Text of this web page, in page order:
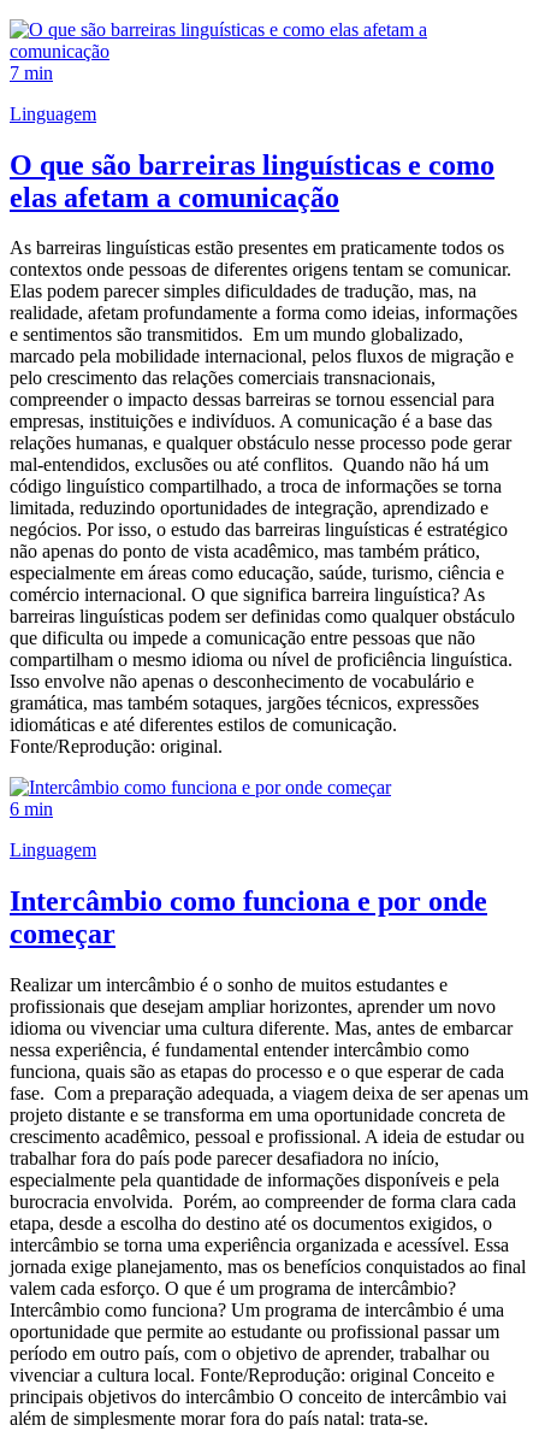
7 min
Linguagem
O que são barreiras linguísticas e como
elas afetam a comunicação
As barreiras linguísticas estão presentes em praticamente todos os
contextos onde pessoas de diferentes origens tentam se comunicar.
Elas podem parecer simples dificuldades de tradução, mas, na
realidade, afetam profundamente a forma como ideias, informações
e sentimentos são transmitidos. Em um mundo globalizado,
marcado pela mobilidade internacional, pelos fluxos de migração e
pelo crescimento das relações comerciais transnacionais,
compreender o impacto dessas barreiras se tornou essencial para
empresas, instituições e indivíduos. A comunicação é a base das
relações humanas, e qualquer obstáculo nesse processo pode gerar
mal-entendidos, exclusões ou até conflitos. Quando não há um
código linguístico compartilhado, a troca de informações se torna
limitada, reduzindo oportunidades de integração, aprendizado e
negócios. Por isso, o estudo das barreiras linguísticas é estratégico
não apenas do ponto de vista acadêmico, mas também prático,
especialmente em áreas como educação, saúde, turismo, ciência e
comércio internacional. O que significa barreira linguística? As
barreiras linguísticas podem ser definidas como qualquer obstáculo
que dificulta ou impede a comunicação entre pessoas que não
compartilham o mesmo idioma ou nível de proficiência linguística.
Isso envolve não apenas o desconhecimento de vocabulário e
gramática, mas também sotaques, jargões técnicos, expressões
idiomáticas e até diferentes estilos de comunicação.
Fonte/Reprodução: original.
6 min
Linguagem
Intercâmbio como funciona e por onde
começar
Realizar um intercâmbio é o sonho de muitos estudantes e
profissionais que desejam ampliar horizontes, aprender um novo
idioma ou vivenciar uma cultura diferente. Mas, antes de embarcar
nessa experiência, é fundamental entender intercâmbio como
funciona, quais são as etapas do processo e o que esperar de cada
fase. Com a preparação adequada, a viagem deixa de ser apenas um
projeto distante e se transforma em uma oportunidade concreta de
crescimento acadêmico, pessoal e profissional. A ideia de estudar ou
trabalhar fora do país pode parecer desafiadora no início,
especialmente pela quantidade de informações disponíveis e pela
burocracia envolvida. Porém, ao compreender de forma clara cada
etapa, desde a escolha do destino até os documentos exigidos, o
intercâmbio se torna uma experiência organizada e acessível. Essa
jornada exige planejamento, mas os benefícios conquistados ao final
valem cada esforço. O que é um programa de intercâmbio?
Intercâmbio como funciona? Um programa de intercâmbio é uma
oportunidade que permite ao estudante ou profissional passar um
período em outro país, com o objetivo de aprender, trabalhar ou
vivenciar a cultura local. Fonte/Reprodução: original Conceito e
principais objetivos do intercâmbio O conceito de intercâmbio vai
além de simplesmente morar fora do país natal: trata-se.